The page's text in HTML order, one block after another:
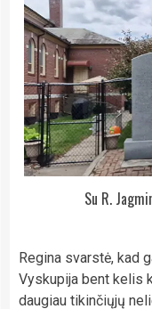
Su R.
Regina svarstė, kad
Vyskupija bent kelis
daugiau tikinčiųjų